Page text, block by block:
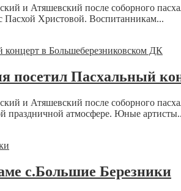
и Атяшевский после соборного
Пасхой Христовой. Воспитанникам...
посетил Пасхальный
и Атяшевский после соборного
праздничной атмосфере. Юные
с.Большие Березники